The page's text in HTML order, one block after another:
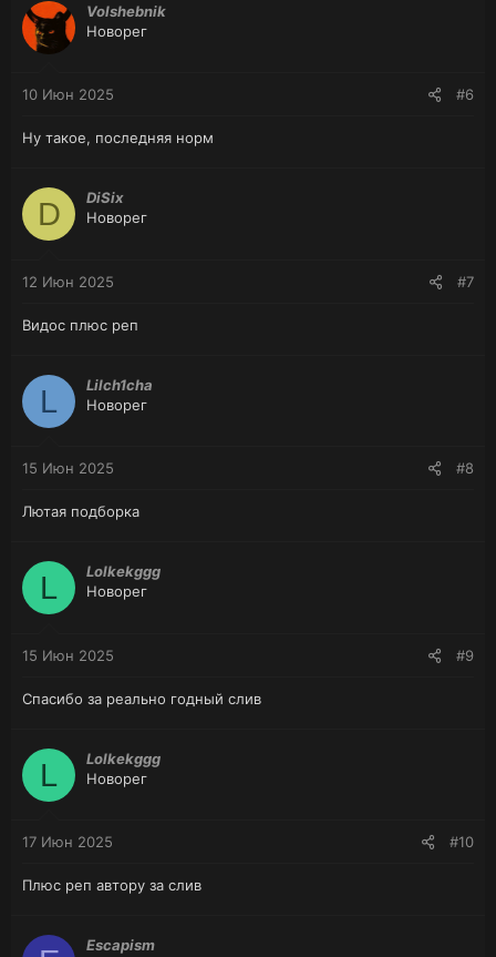
Volshebnik
Новорег
10 Июн 2025 #6
Ну такое, последняя норм
D
DiSix
Новорег
12 Июн 2025 #7
Видос плюс реп
L
Lilch1cha
Новорег
15 Июн 2025 #8
Лютая подборка
L
Lolkekggg
Новорег
15 Июн 2025 #9
Спасибо за реально годный слив
L
Lolkekggg
Новорег
17 Июн 2025 #10
Плюс реп автору за слив
Escapism